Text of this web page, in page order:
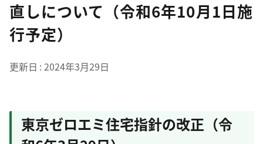
直しについて（令和6年10月1日施
行予定）
更新日 2024年3月29日
東京ゼロエミ住宅指針の改正 （令